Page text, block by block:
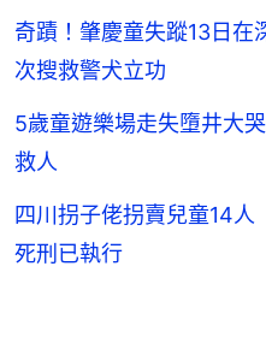
奇蹟！肇慶童失蹤13日
次搜救警犬立功
5歲童遊樂場走失墮井大
救人
四川拐子佬拐賣兒童14
死刑已執行